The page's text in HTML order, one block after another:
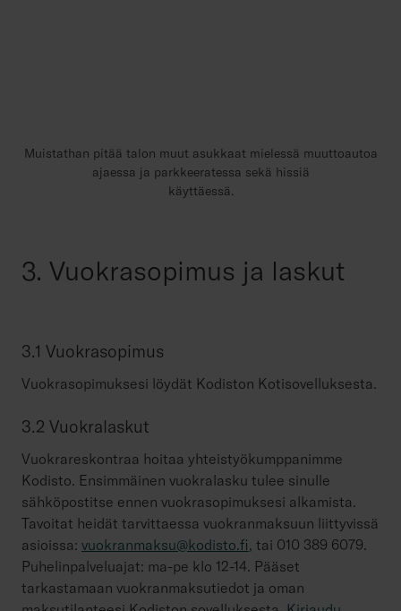
Muistathan pitää talon muut asukkaat mielessä muuttoautoa
ajaessa ja parkkeeratessa sekä hissiä
käyttäessä.
3. Vuokrasopimus ja laskut
3.1 Vuokrasopimus
Vuokrasopimuksesi löydät Kodiston Kotisovelluksesta.
3.2 Vuokralaskut
Vuokrareskontraa hoitaa yhteistyökumppanimme
Kodisto. Ensimmäinen vuokralasku tulee sinulle
sähköpostitse ennen vuokrasopimuksesi alkamista.
Tavoitat heidät tarvittaessa vuokranmaksuun liittyvissä
asioissa: vuokranmaksu@kodisto.fi, tai 010 389 6079.
Puhelinpalveluajat: ma-pe klo 12-14. Pääset
tarkastamaan vuokranmaksutiedot ja oman